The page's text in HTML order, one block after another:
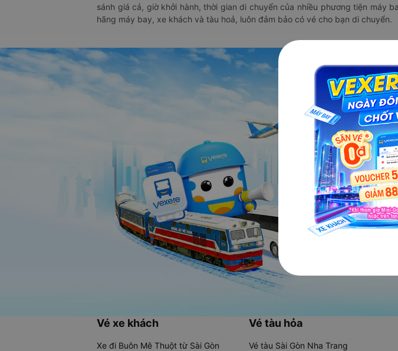
sánh giá cả, giờ khởi hành, thời gian di chuyển của nhiều phương tiện máy
hãng máy bay, xe khách và tàu hoả, luôn đảm bảo có vé cho bạn di chuyển.
Vé xe khách
Xe đi Buôn Mê Thuột từ Sài Gòn
Vé tàu hỏa
Vé tàu Sài Gòn Nha Trang